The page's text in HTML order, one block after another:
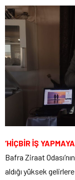
‘HİÇBİR İŞ
Bafra Ziraat
aldığı yüksek